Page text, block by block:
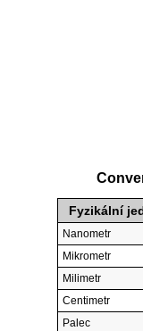
Fyzikální
Nanometr
Mikrometr
Milimetr
Centimetr
Palec